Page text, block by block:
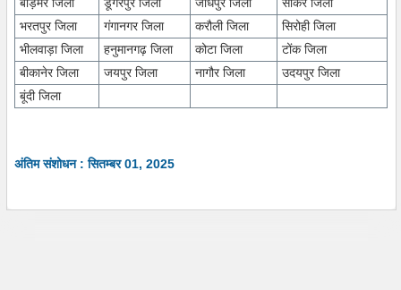
भरतपुर जिला
गंगानगर जिला करौली जिला
सिरोही जिला
भीलवाड़ा जिला
हनुमानगढ़ जिला कोटा जिला
टोंक जिला
बीकानेर जिला
जयपुर जिला नागौर जिला
उदयपुर जिला
बूंदी जिला
अंतिम संशोधन : सितम्बर 01, 2025